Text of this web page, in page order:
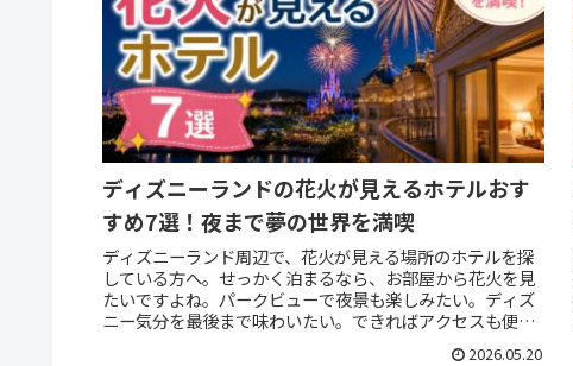
ディズニーランドの花火が見えるホテルおす
すめ7選！夜まで夢の世界を満喫
ディズニーランド周辺で、花火が見える場所のホテルを探
している方へ。せっかく泊まるなら、お部屋から花火を見
たいですよね。パークビューで夜景も楽しみたい。ディズ
ニー気分を最後まで味わいたい。できればアクセスも便利
2026.05.20